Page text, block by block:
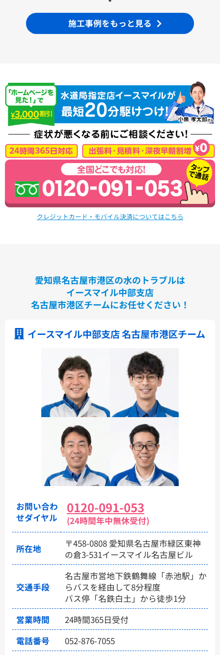
施工事例をもっと見る
クレジットカード・モバイル決済についてはこちら
愛知県名古屋市港区の水のトラブルは
イースマイル中部支店
名古屋市港区チームにお任せください！
イースマイル中部支店 名古屋市港区チーム
お問い合わ
せダイヤル
0120-091-053
(24時間年中無休受付)
所在地
〒458-0808 愛知県名古屋市緑区東神
の倉3-531イースマイル名古屋ビル
交通手段
名古屋市営地下鉄鶴舞線「赤池駅」か
らバスを経由して8分程度
バス停「名鉄白土」から徒歩1分
営業時間
24時間365日受付
電話番号
052-876-7055